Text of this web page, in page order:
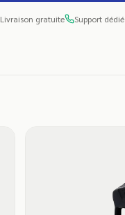
Livraison gratuite Support dédié